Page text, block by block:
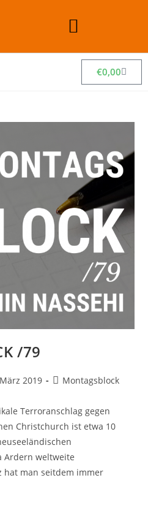
€0,00
/79
2019 Montagsblock
Terroranschlag gegen
Christchurch ist etwa 10
Ardern weltweite
hat man seitdem immer